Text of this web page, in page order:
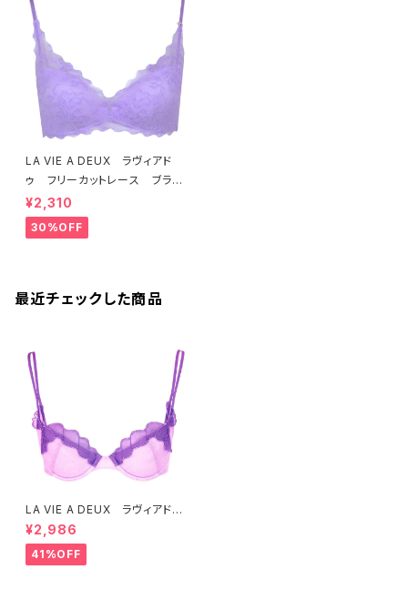
LA VIE A DEUX ラヴィアド
ゥ フリーカットレース ブラレ
ット ソフトブラ（ラベンダー）22
463 SALE 送料無料
¥2,310
30%OFF
最近チェックした商品
LA VIE A DEUX ラヴィアド
ゥ リボンアップリケ ブラジャ
ー（ラベンダー） 22293 SA
LE セール 送料無料
¥2,986
41%OFF